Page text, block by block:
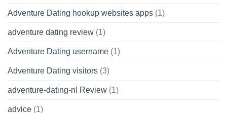
Adventure Dating hookup websites apps (1)
adventure dating review (1)
Adventure Dating username (1)
Adventure Dating visitors (3)
adventure-dating-nl Review (1)
advice (1)